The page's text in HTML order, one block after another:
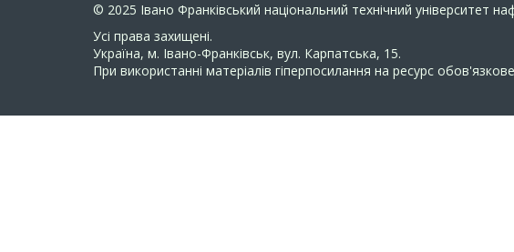
© 2025 Івано Франківський національний технічний університет
Усi права захищенi.
Україна, м. Івано-Франківськ, вул. Карпатська, 15.
При використанні матеріалів гіперпосилання на ресурс